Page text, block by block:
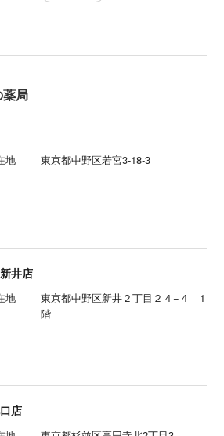
薬局
地 東京都中野区若宮3-18-3
井店
地
東京都中野区新井２丁目２４−４ 1
階
店